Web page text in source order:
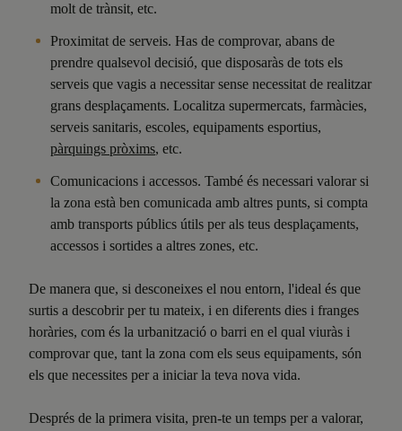
molt de trànsit, etc.
Proximitat de serveis. Has de comprovar, abans de
prendre qualsevol decisió, que disposaràs de tots els
serveis que vagis a necessitar sense necessitat de realitzar
grans desplaçaments. Localitza supermercats, farmàcies,
serveis sanitaris, escoles, equipaments esportius,
pàrquings pròxims, etc.
Comunicacions i accessos. També és necessari valorar si
la zona està ben comunicada amb altres punts, si compta
amb transports públics útils per als teus desplaçaments,
accessos i sortides a altres zones, etc.
De manera que, si desconeixes el nou entorn, l'ideal és que
surtis a descobrir per tu mateix, i en diferents dies i franges
horàries, com és la urbanització o barri en el qual viuràs i
comprovar que, tant la zona com els seus equipaments, són
els que necessites per a iniciar la teva nova vida.
Després de la primera visita, pren-te un temps per a valorar,